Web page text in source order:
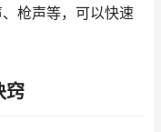
枪声等，可以快速
窍